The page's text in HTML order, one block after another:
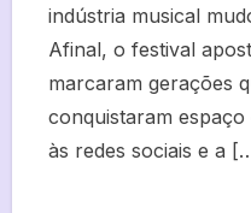
indústria musical
Afinal, o festival
marcaram gerações
conquistaram
às redes sociais e a